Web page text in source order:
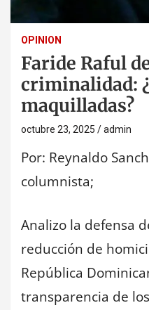
OPINION
Faride Raful
criminalidad:
maquilladas?
octubre 23, 2025 admin
Por: Reynaldo
columnista;
Analizo la defensa
reducción de
República
transparencia de